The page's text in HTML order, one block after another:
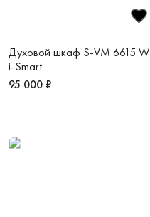
Духовой шкаф S-VM 6615 W
i-Smart
95 000 ₽